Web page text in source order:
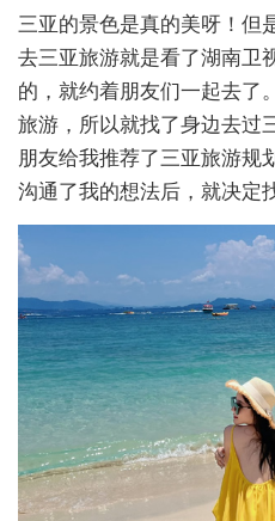
三亚的景色是真的美呀！但
去三亚旅游就是看了湖南卫
的，就约着朋友们一起去了
旅游，所以就找了身边去过
朋友给我推荐了三亚旅游
沟通了我的想法后，就决定